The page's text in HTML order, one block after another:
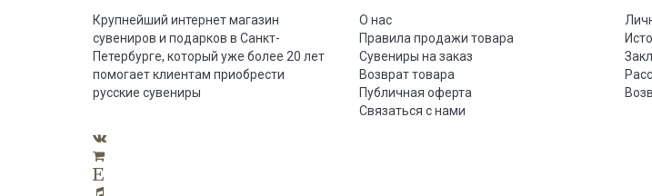
Крупнейший интернет магазин
сувениров и подарков в Санкт-
Петербурге, который уже более 20 лет
помогает клиентам приобрести
русские сувениры
О нас
Правила продажи товара
Сувениры на заказ
Возврат товара
Публичная оферта
Связаться с нами